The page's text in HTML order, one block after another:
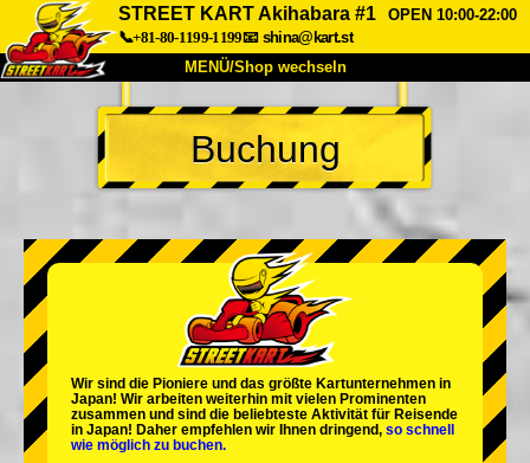
STREET KART Akihabara #1
OPEN 10:00-22:00
📞+81-80-1199-1199📧 shina@kart.st
MENÜ/Shop wechseln
START
Über uns Spezifikationen Preise
Unternehmen Buchung
Shop wechseln
Tokio Shinagawa Tokio Akihabara#1
Tokio Akihabara#2
Tokio Shibuya Annex Tokio Bucht
Tokio Asakusa Osaka
Buchung
Wir sind die Pioniere und das größte Kartunternehmen in
Japan! Wir arbeiten weiterhin mit vielen Prominenten
zusammen und sind die beliebteste Aktivität für Reisende
in Japan! Daher empfehlen wir Ihnen dringend, so schnell
wie möglich zu buchen.